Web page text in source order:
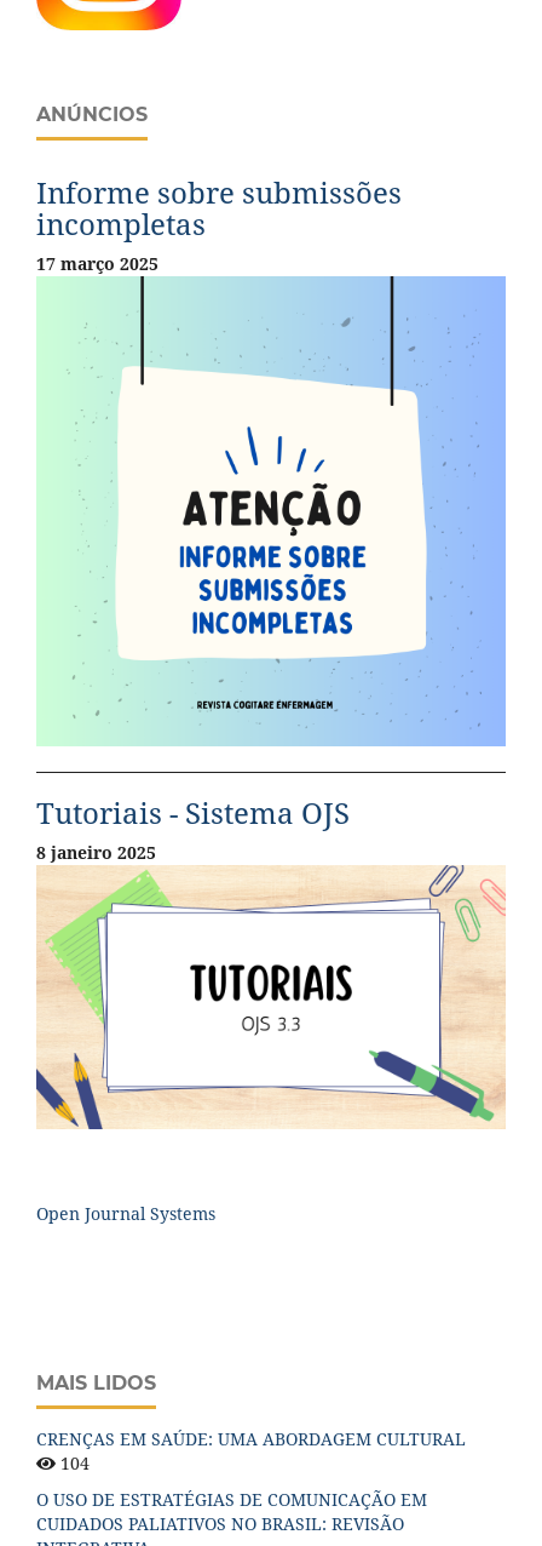
ANÚNCIOS
Informe sobre submissões
incompletas
17 março 2025
Tutoriais - Sistema OJS
8 janeiro 2025
Open Journal Systems
MAIS LIDOS
CRENÇAS EM SAÚDE: UMA ABORDAGEM CULTURAL
104
O USO DE ESTRATÉGIAS DE COMUNICAÇÃO EM
CUIDADOS PALIATIVOS NO BRASIL: REVISÃO